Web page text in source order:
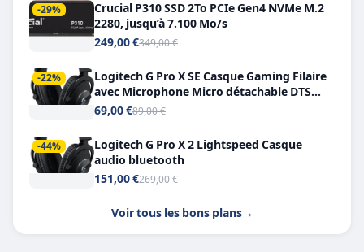
-29%
Crucial P310 SSD 2To PCIe Gen4 NVMe M.2
2280, jusqu’à 7.100 Mo/s
249,00 €349,00 €
-22%
Logitech G Pro X SE Casque Gaming Filaire
avec Microphone Micro détachable DTS
Headphone X 7.1
69,00 €89,00 €
-44%
Logitech G Pro X 2 Lightspeed Casque
audio bluetooth
151,00 €269,00 €
Voir tous les bons plans→